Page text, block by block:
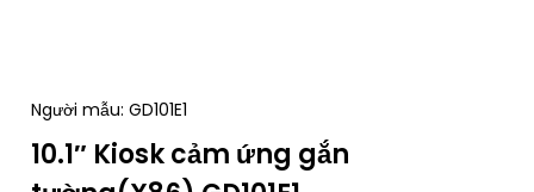
Người mẫu: GD101E1
10.1″ Kiosk cảm ứng gắn